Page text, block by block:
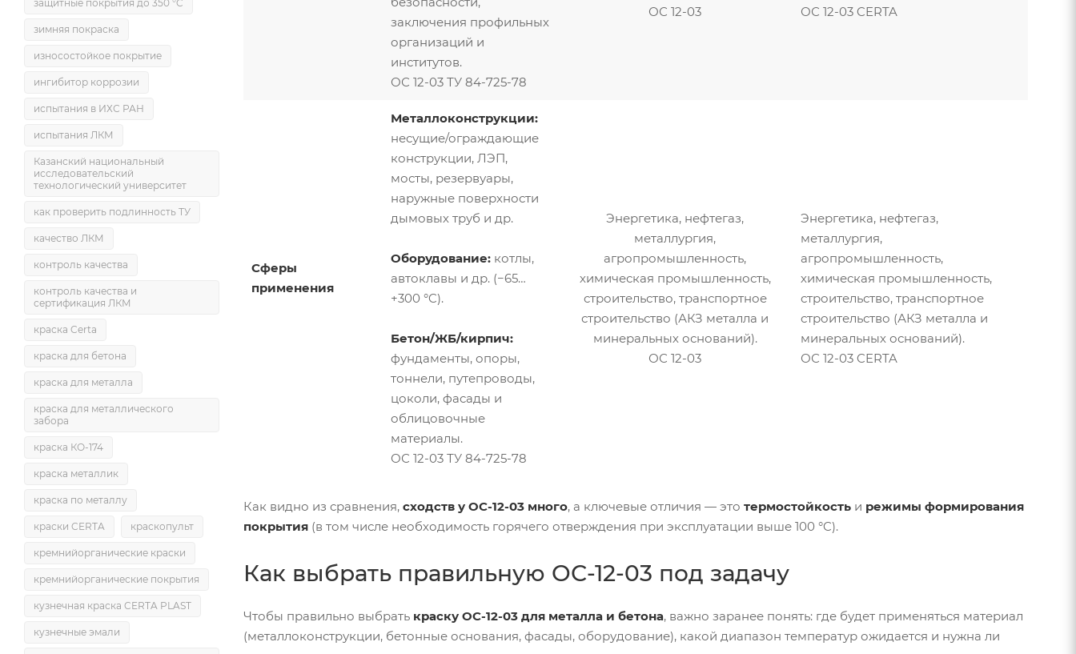
заключения профильных
организаций и
институтов.
ОС 12-03 ТУ 84-725-78
ОС 12-03
ОС 12-03 CERTA
Сферы
применения
Металлоконструкции:
несущие/ограждающие
конструкции, ЛЭП,
мосты, резервуары,
наружные поверхности
дымовых труб и др.
Оборудование: котлы,
автоклавы и др. (−65…
+300 °C).
Бетон/ЖБ/кирпич:
фундаменты, опоры,
тоннели, путепроводы,
цоколи, фасады и
облицовочные
материалы.
ОС 12-03 ТУ 84-725-78
Энергетика, нефтегаз,
металлургия,
агропромышленность,
химическая промышленность,
строительство, транспортное
строительство (АКЗ металла и
минеральных оснований).
ОС 12-03
Энергетика, нефтегаз,
металлургия,
агропромышленность,
химическая промышленность,
строительство, транспортное
строительство (АКЗ металла и
минеральных оснований).
ОС 12-03 CERTA
Как видно из сравнения, сходств у ОС-12-03 много, а ключевые отличия — это термостойкость и режимы формирования
покрытия (в том числе необходимость горячего отверждения при эксплуатации выше 100 °C).
Как выбрать правильную ОС-12-03 под задачу
Чтобы правильно выбрать краску ОС-12-03 для металла и бетона, важно заранее понять: где будет применяться материал
(металлоконструкции, бетонные основания, фасады, оборудование), какой диапазон температур ожидается и нужна ли
защитные покрытия до 350 °C
зимняя покраска
износостойкое покрытие
ингибитор коррозии
испытания в ИХС РАН
испытания ЛКМ
Казанский национальный
исследовательский
технологический университет
как проверить подлинность ТУ
качество ЛКМ
контроль качества
контроль качества и
сертификация ЛКМ
краска Certa
краска для бетона
краска для металла
краска для металлического
забора
краска КО-174
краска металлик
краска по металлу
краски CERTA краскопульт
кремнийорганические краски
кремнийорганические покрытия
кузнечная краска CERTA PLAST
кузнечные эмали